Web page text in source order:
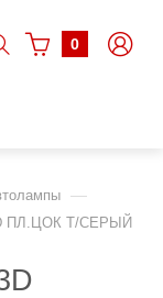
0
—
ПЛ.ЦОК Т/СЕРЫЙ